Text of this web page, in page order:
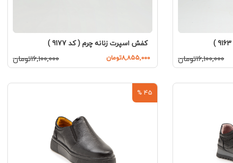
۱۶,۱۰۰,۰۰۰تومان
کفش اسپرت زنانه چرم ( کد 9177 )
۸,۸۵۵,۰۰۰تومان ۱۶,۱۰۰,۰۰۰تومان
45 %